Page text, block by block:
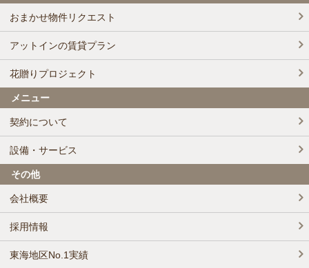
おまかせ物件リクエスト
アットインの賃貸プラン
花贈りプロジェクト
メニュー
契約について
設備・サービス
その他
会社概要
採用情報
東海地区No.1実績